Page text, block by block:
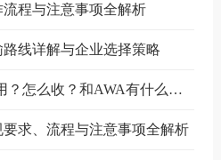
程与注意事项全解析
线详解与企业选择策略
空运AWC是什么费用？怎么收？和AWA有什么区别？
求、流程与注意事项全解析